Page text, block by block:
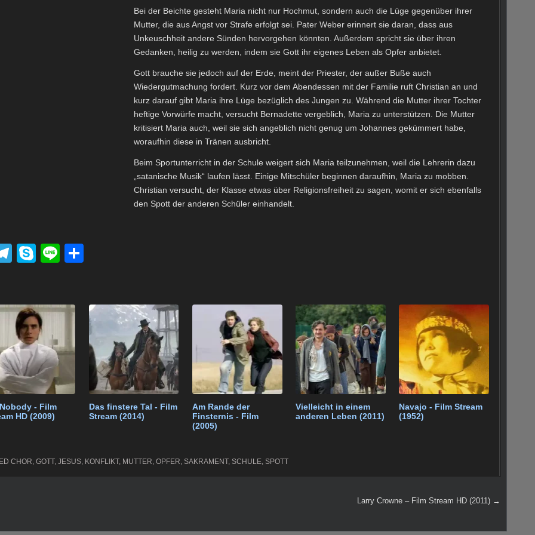
Bei der Beichte gesteht Maria nicht nur Hochmut, sondern auch die Lüge gegenüber ihrer
Mutter, die aus Angst vor Strafe erfolgt sei. Pater Weber erinnert sie daran, dass aus
Unkeuschheit andere Sünden hervorgehen könnten. Außerdem spricht sie über ihren
Gedanken, heilig zu werden, indem sie Gott ihr eigenes Leben als Opfer anbietet.
Gott brauche sie jedoch auf der Erde, meint der Priester, der außer Buße auch
Wiedergutmachung fordert. Kurz vor dem Abendessen mit der Familie ruft Christian an und
kurz darauf gibt Maria ihre Lüge bezüglich des Jungen zu. Während die Mutter ihrer Tochter
heftige Vorwürfe macht, versucht Bernadette vergeblich, Maria zu unterstützen. Die Mutter
kritisiert Maria auch, weil sie sich angeblich nicht genug um Johannes gekümmert habe,
woraufhin diese in Tränen ausbricht.
Beim Sportunterricht in der Schule weigert sich Maria teilzunehmen, weil die Lehrerin dazu
„satanische Musik“ laufen lässt. Einige Mitschüler beginnen daraufhin, Maria zu mobben.
Christian versucht, der Klasse etwas über Religionsfreiheit zu sagen, womit er sich ebenfalls
den Spott der anderen Schüler einhandelt.
T
gr
a
m
S
e
Li
n
- Film
HD (2009)
Das finstere Tal - Film
Stream (2014)
Am Rande der
Finsternis - Film
(2005)
Vielleicht in einem
anderen Leben (2011)
Navajo - Film Stream
(1952)
CHOR, GOTT, JESUS, KONFLIKT, MUTTER, OPFER, SAKRAMENT, SCHULE, SPOTT
Larry Crowne – Film Stream HD (2011) →